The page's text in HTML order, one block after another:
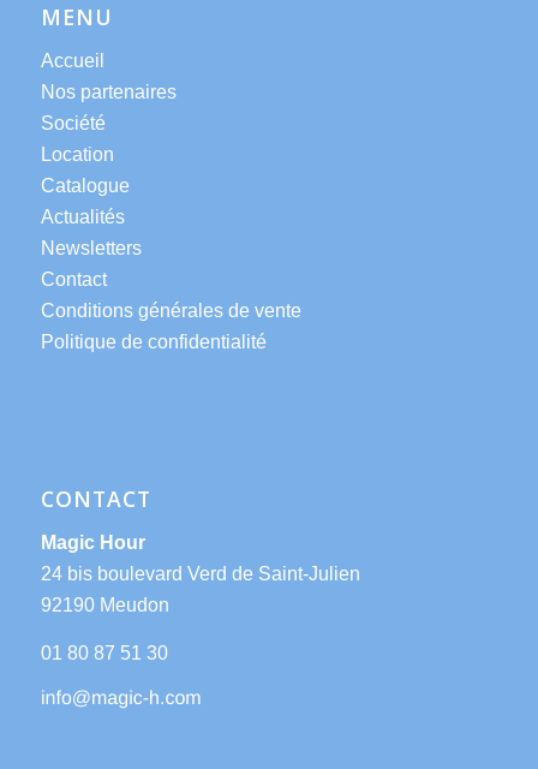
MENU
Accueil
Nos partenaires
Société
Location
Catalogue
Actualités
Newsletters
Contact
Conditions générales de vente
Politique de confidentialité
CONTACT
Magic Hour
24 bis boulevard Verd de Saint-Julien
92190 Meudon
01 80 87 51 30